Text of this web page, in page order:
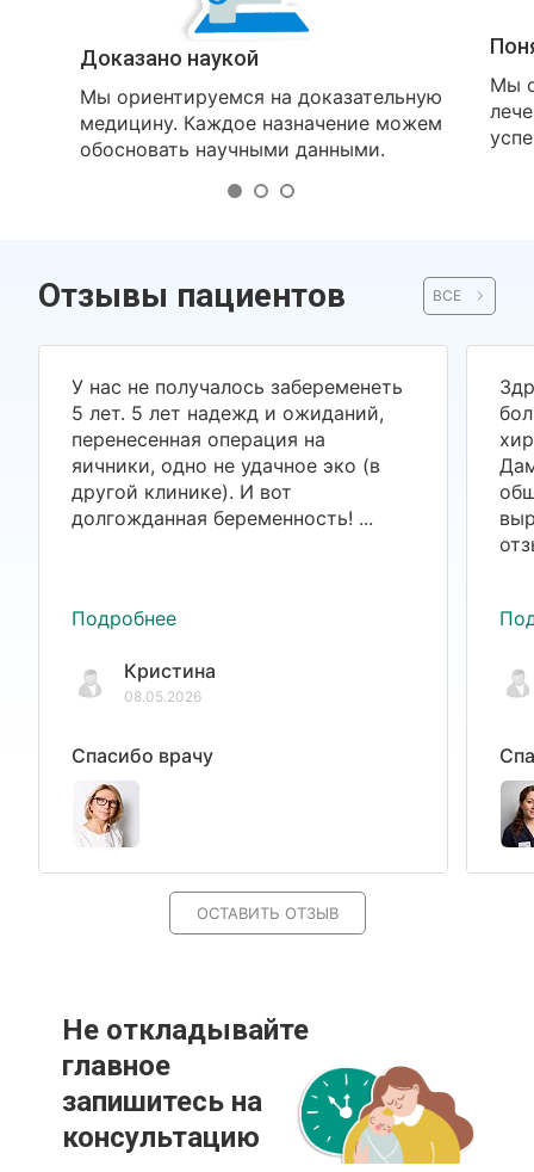
Доказано наукой
Мы ориентируемся на доказательную
медицину. Каждое назначение можем
обосновать научными данными.
Мы
Отзывы пациентов ВСЕ
У нас не получалось забеременеть
5 лет. 5 лет надежд и ожиданий,
перенесенная операция на
яичники, одно не удачное эко (в
другой клинике). И вот
долгожданная беременность! ...
Подробнее
Кристина
08.05.2026
Спасибо врачу
ОСТАВИТЬ ОТЗЫВ
Не откладывайте
главное
запишитесь на
консультацию